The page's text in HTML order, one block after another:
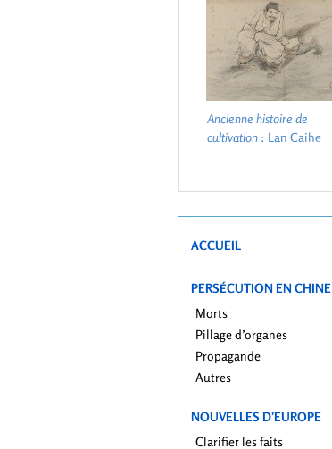
Ancienne histoire de
cultivation: Lan Caihe
ACCUEIL
PERSÉCUTION EN CHINE
Morts
Pillage d’organes
Propagande
Autres
NOUVELLES D’EUROPE
Clarifier les faits